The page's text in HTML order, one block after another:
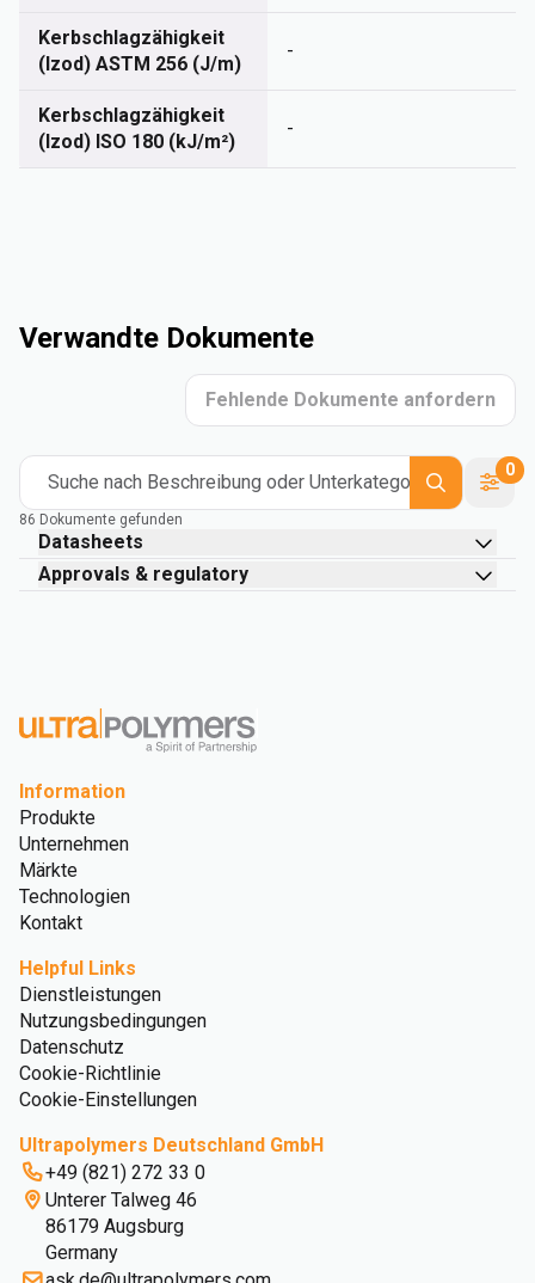
Kerbschlagzähigkeit
(Izod) ASTM 256 (J/m)
-
Kerbschlagzähigkeit
(Izod) ISO 180 (kJ/m²)
-
Verwandte Dokumente
Fehlende Dokumente anfordern
Suche nach Beschreibung oder Unterkategorie
0
86 Dokumente gefunden
Datasheets
Approvals & regulatory
Information
Produkte
Unternehmen
Märkte
Technologien
Kontakt
Helpful Links
Dienstleistungen
Nutzungsbedingungen
Datenschutz
Cookie-Richtlinie
Cookie-Einstellungen
Ultrapolymers Deutschland GmbH
+49 (821) 272 33 0
Unterer Talweg 46
86179 Augsburg
Germany